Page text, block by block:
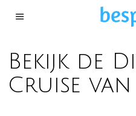
Bekijk de
Cruise